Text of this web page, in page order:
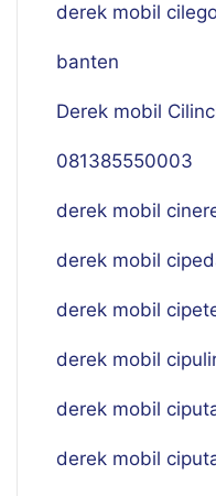
derek mobil
banten
Derek mobil
081385550003
derek mobil
derek mobil
derek mobil
derek mobil
derek mobil
derek mobil